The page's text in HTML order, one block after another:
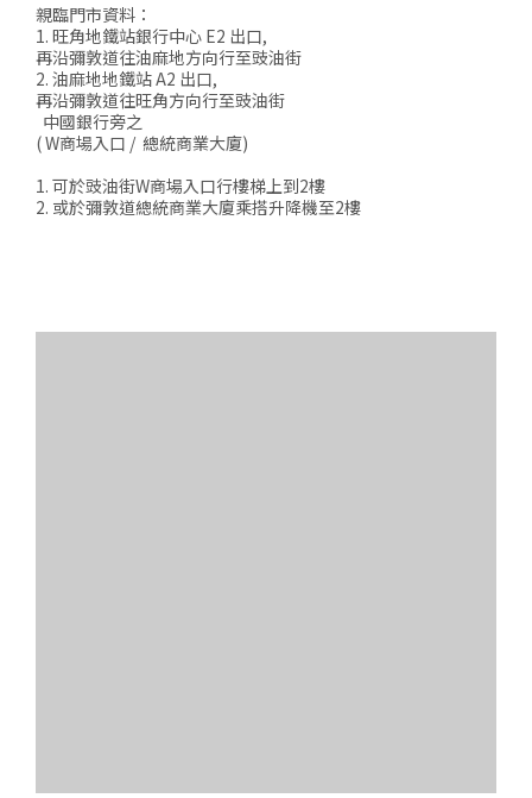
親臨門市資料：
1. 旺角地鐵站銀行中心 E2 出口,
再沿彌敦道往油麻地方向行至豉油街
2. 油麻地地鐵站 A2 出口,
再沿彌敦道往旺角方向行至豉油街
中國銀行旁之
( W商場入口 / 總統商業大廈)
1. 可於豉油街W商場入口行樓梯上到2樓
2. 或於彌敦道總統商業大廈乘搭升降機至2樓